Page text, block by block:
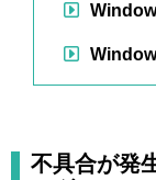
不具合が発